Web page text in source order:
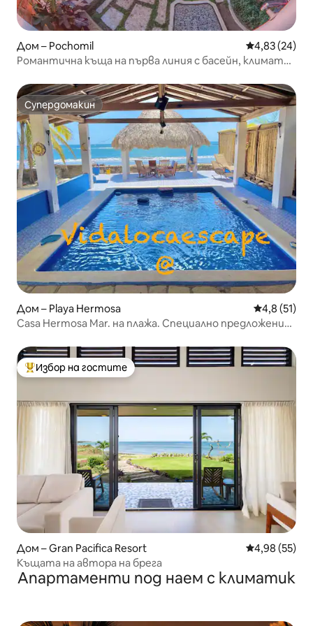
Дом – Pochomil Средна
4,83 (24)
Романтична къща на първа линия с басейн, климатик
Супердомакин
Супердомакин
Дом – Playa Hermosa Средна
4,8 (51)
Casa Hermosa Mar. на плажа. Специално предложение
Най-популярен избор на гостите
Избор на гостите
Дом – Gran Pacifica Resort Средна
4,98 (55)
Къщата на автора на брега
Апартаменти под наем с климатик